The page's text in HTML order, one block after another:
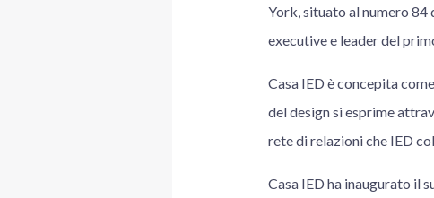
York, situato al numero
executive e leader del
Casa IED è concepita
del design si esprime
rete di relazioni che IED
Casa IED ha inaugurato il